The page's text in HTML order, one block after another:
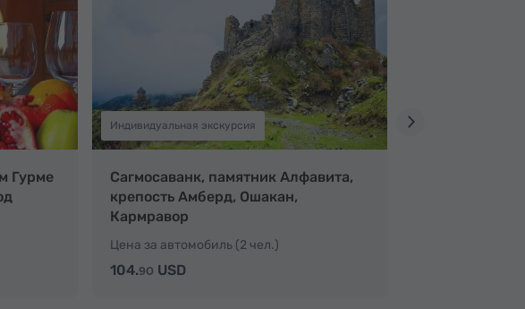
Гурме
Индивидуальная экскурсия
Сагмосаванк, памятник Алфавита,
крепость Амберд, Ошакан,
Кармравор
Цена за автомобиль (2 чел.)
104.90 USD